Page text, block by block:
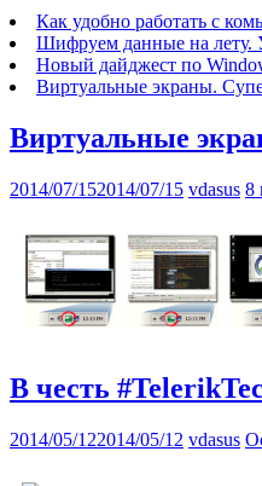
Как удобно работать с
Шифруем данные на лету.
Новый дайджест по
Виртуальные экраны.
Виртуальные
2014/07/152014/07/15 vdasus 8
В честь
2014/05/122014/05/12 vdasus